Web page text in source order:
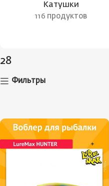
Катушки
116 продуктов
28
Фильтры